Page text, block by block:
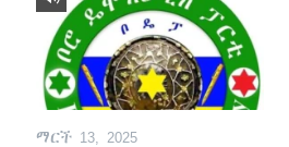
ማርች 13, 2025